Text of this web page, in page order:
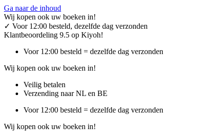
Ga naar de inhoud
Wij kopen ook uw boeken in!
✓ Voor 12:00 besteld, dezelfde dag verzonden
Klantbeoordeling 9.5 op Kiyoh!
Voor 12:00 besteld = dezelfde dag verzonden
Wij kopen ook uw boeken in!
Veilig betalen
Verzending naar NL en BE
Voor 12:00 besteld = dezelfde dag verzonden
Wij kopen ook uw boeken in!